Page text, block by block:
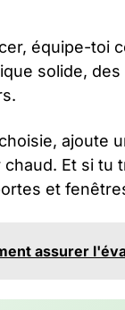
équipe-toi
solide,
ajoute
Et si tu
et
assurer